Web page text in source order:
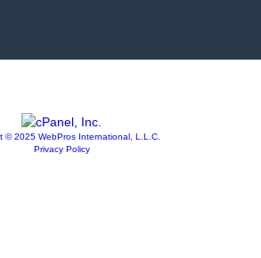
© 2025 WebPros International, L.L.C.
Privacy Policy